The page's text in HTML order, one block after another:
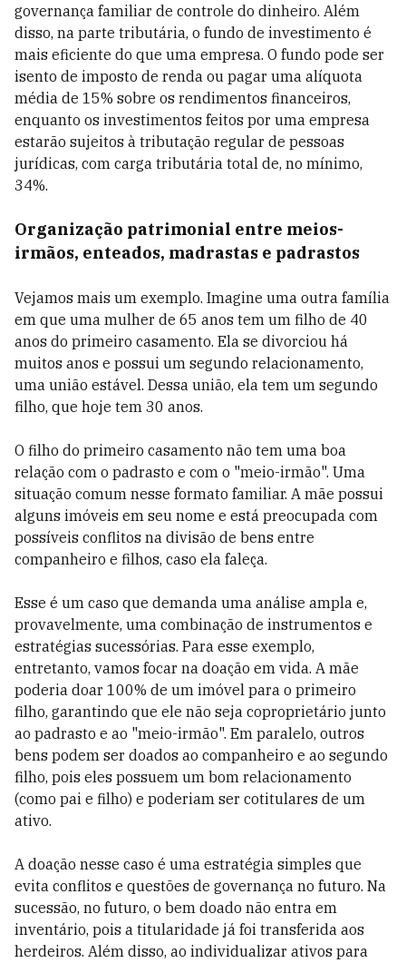
governança familiar de controle do dinheiro. Além
disso, na parte tributária, o fundo de investimento é
mais eficiente do que uma empresa. O fundo pode ser
isento de imposto de renda ou pagar uma alíquota
média de 15% sobre os rendimentos financeiros,
enquanto os investimentos feitos por uma empresa
estarão sujeitos à tributação regular de pessoas
jurídicas, com carga tributária total de, no mínimo,
34%.
Organização patrimonial entre meios-
irmãos, enteados, madrastas e padrastos
Vejamos mais um exemplo. Imagine uma outra família
em que uma mulher de 65 anos tem um filho de 40
anos do primeiro casamento. Ela se divorciou há
muitos anos e possui um segundo relacionamento,
uma união estável. Dessa união, ela tem um segundo
filho, que hoje tem 30 anos.
O filho do primeiro casamento não tem uma boa
relação com o padrasto e com o "meio-irmão". Uma
situação comum nesse formato familiar. A mãe possui
alguns imóveis em seu nome e está preocupada com
possíveis conflitos na divisão de bens entre
companheiro e filhos, caso ela faleça.
Esse é um caso que demanda uma análise ampla e,
provavelmente, uma combinação de instrumentos e
estratégias sucessórias. Para esse exemplo,
entretanto, vamos focar na doação em vida. A mãe
poderia doar 100% de um imóvel para o primeiro
filho, garantindo que ele não seja coproprietário junto
ao padrasto e ao "meio-irmão". Em paralelo, outros
bens podem ser doados ao companheiro e ao segundo
filho, pois eles possuem um bom relacionamento
(como pai e filho) e poderiam ser cotitulares de um
ativo.
A doação nesse caso é uma estratégia simples que
evita conflitos e questões de governança no futuro. Na
sucessão, no futuro, o bem doado não entra em
inventário, pois a titularidade já foi transferida aos
herdeiros. Além disso, ao individualizar ativos para